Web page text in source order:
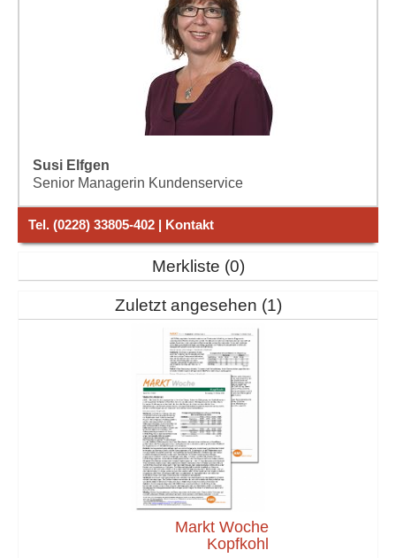
Susi Elfgen
Senior Managerin Kundenservice
Tel. (0228) 33805-402 | Kontakt
Merkliste 0
Zuletzt angesehen 1
Markt Woche
Kopfkohl